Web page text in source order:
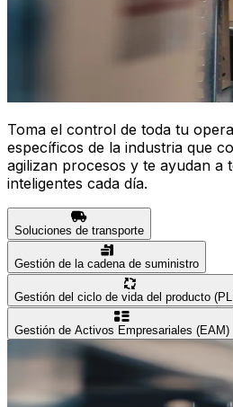
Toma el control de toda tu
específicos de la industria que
agilizan procesos y te ayudan a
inteligentes cada día.
Soluciones de transporte
Gestión de la cadena de suministro
Gestión del ciclo de vida del producto
Gestión de Activos Empresariales (EAM)